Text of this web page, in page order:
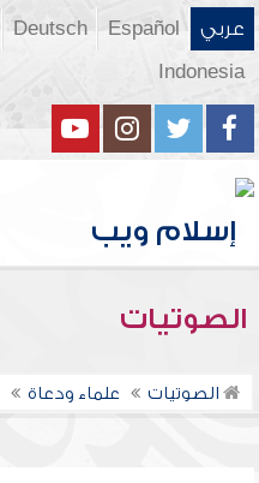
عربي Español
Deutsch
Indonesia
الصوتيات
الصوتيات علماء ودعاة